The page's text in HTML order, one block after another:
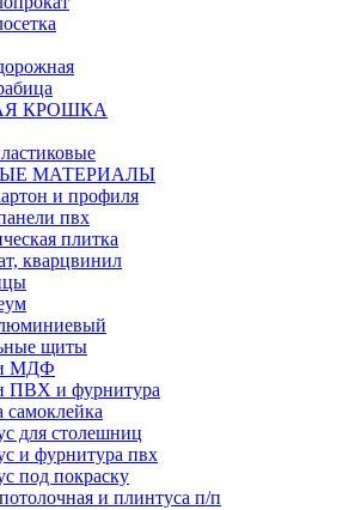
КРОШКА
МАТЕРИАЛЫ
и профиля
пвх
плитка
кварцвинил
щиты
МДФ
ПВХ и фурнитура
самоклейка
для столешниц
и фурнитура пвх
под покраску
и плинтуса п/п